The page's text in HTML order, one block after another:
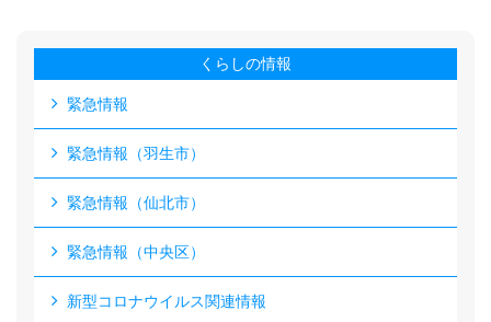
くらしの情報
緊急情報
緊急情報（羽生市）
緊急情報（仙北市）
緊急情報（中央区）
新型コロナウイルス関連情報